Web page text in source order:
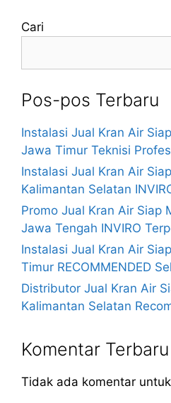
Cari
Pos-pos Terbaru
Instalasi Jual Kran Air
Jawa Timur Teknisi
Instalasi Jual Kran Air
Kalimantan Selatan
Promo Jual Kran Air Siap
Jawa Tengah INVIRO
Instalasi Jual Kran Air
Timur RECOMMENDED
Distributor Jual Kran Air
Kalimantan Selatan
Komentar Terbaru
Tidak ada komentar